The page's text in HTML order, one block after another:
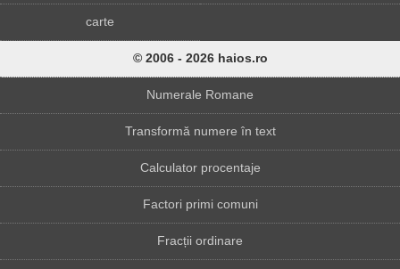
carte
© 2006 - 2026 haios.ro
Numerale Romane
Transformă numere în text
Calculator procentaje
Factori primi comuni
Fracții ordinare